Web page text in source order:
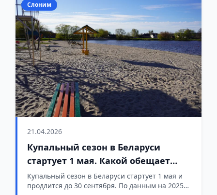
Слоним
21.04.2026
Купальный сезон в Беларуси
стартует 1 мая. Какой обещает
быть погода в Гродненской
области?
Купальный сезон в Беларуси стартует 1 мая и
продлится до 30 сентября. По данным на 2025